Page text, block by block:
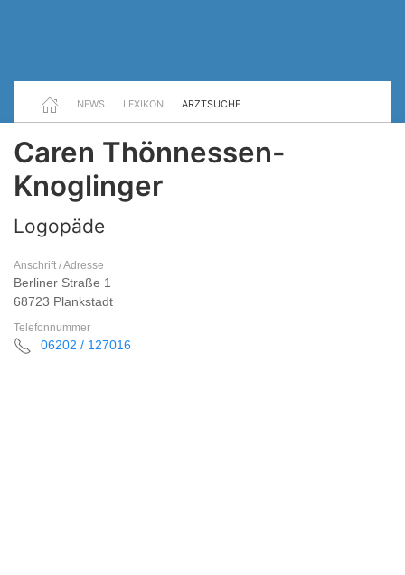
NEWS LEXIKON ARZTSUCHE
Caren Thönnessen-
Knoglinger
Logopäde
Anschrift / Adresse
Berliner Straße 1
68723 Plankstadt
Telefonnummer
06202 / 127016